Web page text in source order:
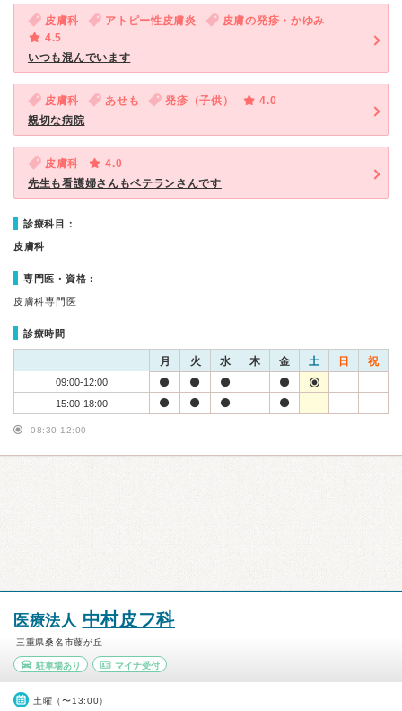
皮膚科 アトピー性皮膚炎
皮膚の発疹・かゆみ
4.5
いつも混んでいます
皮膚科 あせも 発疹（子供）
4.0
親切な病院
皮膚科
4.0
先生も看護婦さんもベテランさんです
診療科目：
皮膚科
専門医・資格：
皮膚科専門医
診療時間
月 火 水 木 金 土 日 祝
09:00-12:00
15:00-18:00
08:30-12:00
医療法人 中村皮フ科
三重県桑名市藤が丘
駐車場あり マイナ受付
土曜（〜13:00）